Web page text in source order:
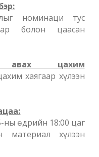
номинаци тус
болон цаасан
авах цахим
хаягаар хүлээн
ны өдрийн 18:00 цаг
материал хүлээн